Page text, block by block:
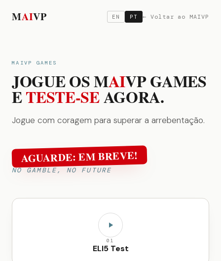
MAIVP EN PT ← Voltar ao MAIVP
MAIVP GAMES
JOGUE OS MAIVP GAMES
ETESTE-SEAGORA.
Jogue com coragem para superar a arrebentação.
AGUARDE: EM BREVE!
NO GAMBLE, NO FUTURE
01
ELI5 Test